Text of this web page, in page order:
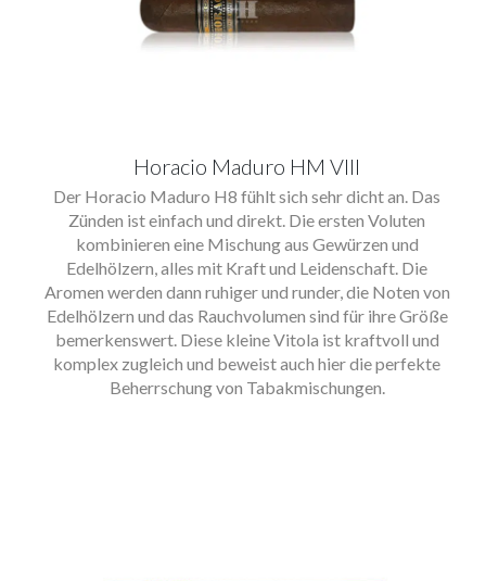
Horacio Maduro HM VIII
Der Horacio Maduro H8 fühlt sich sehr dicht an. Das
Zünden ist einfach und direkt. Die ersten Voluten
kombinieren eine Mischung aus Gewürzen und
Edelhölzern, alles mit Kraft und Leidenschaft. Die
Aromen werden dann ruhiger und runder, die Noten von
Edelhölzern und das Rauchvolumen sind für ihre Größe
bemerkenswert. Diese kleine Vitola ist kraftvoll und
komplex zugleich und beweist auch hier die perfekte
Beherrschung von Tabakmischungen.